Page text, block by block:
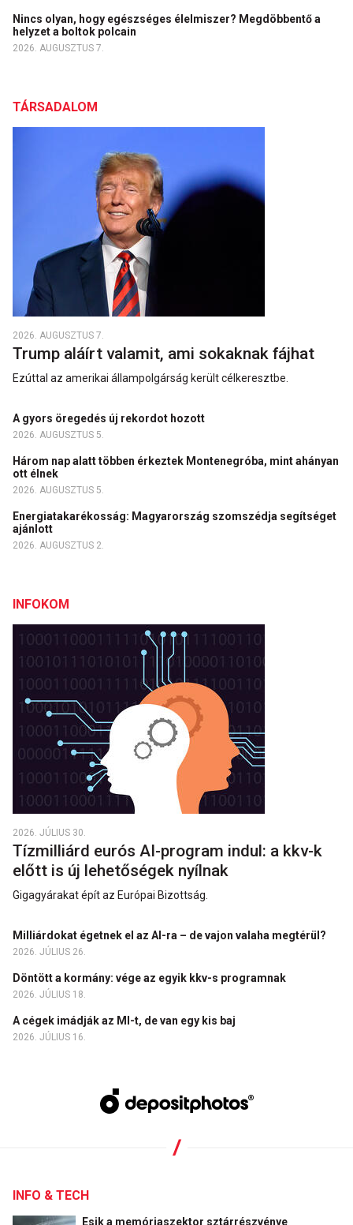
Nincs olyan, hogy egészséges élelmiszer? Megdöbbentő a
helyzet a boltok polcain
2026. AUGUSZTUS 7.
TÁRSADALOM
2026. AUGUSZTUS 7.
Trump aláírt valamit, ami sokaknak fájhat
Ezúttal az amerikai állampolgárság került célkeresztbe.
A gyors öregedés új rekordot hozott
2026. AUGUSZTUS 5.
Három nap alatt többen érkeztek Montenegróba, mint ahányan
ott élnek
2026. AUGUSZTUS 5.
Energiatakarékosság: Magyarország szomszédja segítséget
ajánlott
2026. AUGUSZTUS 2.
INFOKOM
2026. JÚLIUS 30.
Tízmilliárd eurós AI-program indul: a kkv-k
előtt is új lehetőségek nyílnak
Gigagyárakat épít az Európai Bizottság.
Milliárdokat égetnek el az AI-ra – de vajon valaha megtérül?
2026. JÚLIUS 26.
Döntött a kormány: vége az egyik kkv-s programnak
2026. JÚLIUS 18.
A cégek imádják az MI-t, de van egy kis baj
2026. JÚLIUS 16.
INFO & TECH
Esik a memóriaszektor sztárrészvénye